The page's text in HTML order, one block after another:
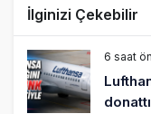
9 saat
Çiti